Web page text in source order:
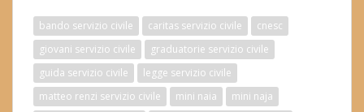
bando servizio civile caritas servizio civile
cnesc
giovani servizio civile
graduatorie servizio civile
guida servizio civile
legge servizio civile
matteo renzi servizio civile
mini naia
mini naja